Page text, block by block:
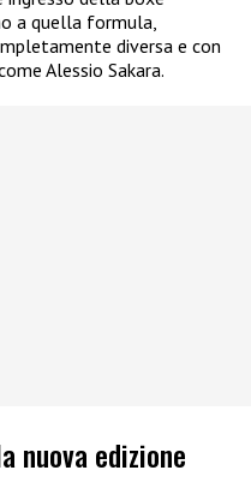
a quella formula,
diversa e con
Alessio Sakara.
nuova edizione